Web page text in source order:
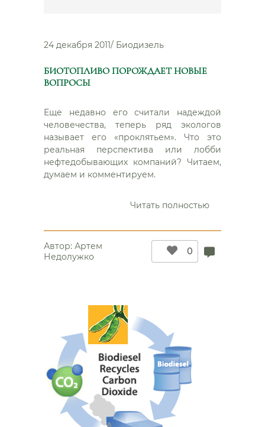
24 декабря 2011/ Биодизель
БИОТОПЛИВО ПОРОЖДАЕТ НОВЫЕ
ВОПРОСЫ
Еще недавно его считали надеждой
человечества, теперь ряд экологов
называет его «проклятьем». Что это
реальная перспектива или лобби
нефтедобывающих компаний? Читаем,
думаем и комментируем.
Читать полностью“Биотопливо
новые
Автор: Артем
Недолужко
0